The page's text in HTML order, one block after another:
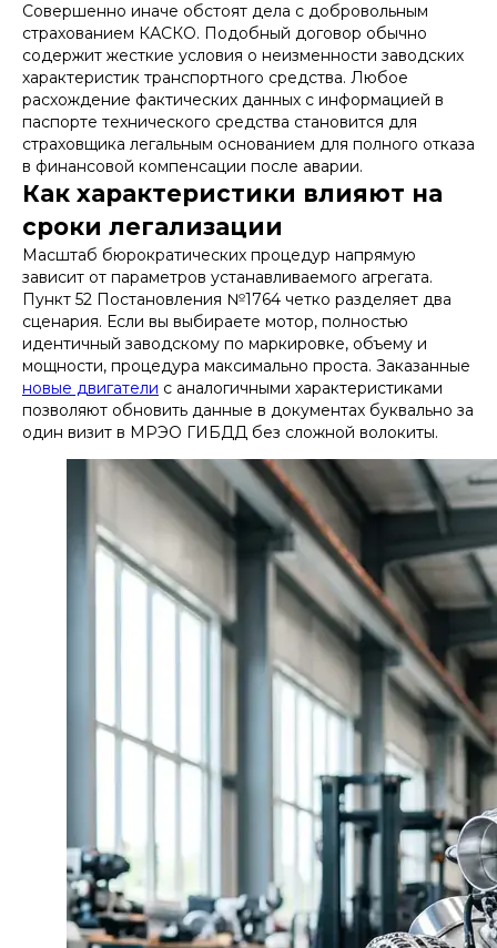
Совершенно иначе обстоят дела с добровольным
страхованием КАСКО. Подобный договор обычно
содержит жесткие условия о неизменности заводских
характеристик транспортного средства. Любое
расхождение фактических данных с информацией в
паспорте технического средства становится для
страховщика легальным основанием для полного отказа
в финансовой компенсации после аварии.
Как характеристики влияют на
сроки легализации
Масштаб бюрократических процедур напрямую
зависит от параметров устанавливаемого агрегата.
Пункт 52 Постановления №1764 четко разделяет два
сценария. Если вы выбираете мотор, полностью
идентичный заводскому по маркировке, объему и
мощности, процедура максимально проста. Заказанные
новые двигатели с аналогичными характеристиками
позволяют обновить данные в документах буквально за
один визит в МРЭО ГИБДД без сложной волокиты.